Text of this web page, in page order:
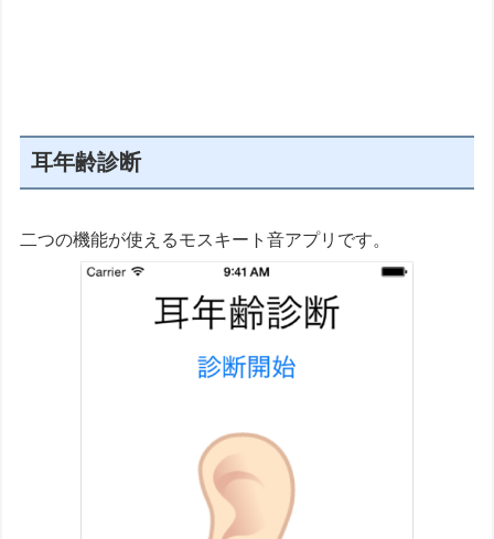
耳年齢診断
二つの機能が使えるモスキート音アプリです。